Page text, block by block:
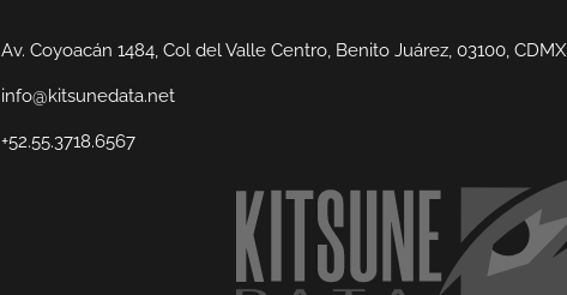
Av. Coyoacán 1484, Col del Valle Centro, Benito Juárez, 03100, CDMX
info@kitsunedata.net
+52.55.3718.6567